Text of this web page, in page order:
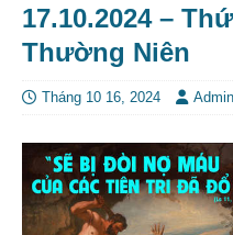
17.10.2024 –
Thường Niên
Tháng 10 16, 2024 Admin